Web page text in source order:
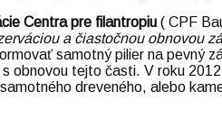
Centra pre filantropiu ( CPF
a čiastočnou obnovou
samotný pilier na pevný
obnovou tejto časti. V roku
dreveného, alebo